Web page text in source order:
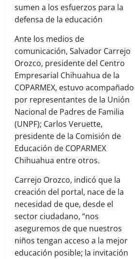
sumen a los esfuerzos para la
defensa de la educación
Ante los medios de
comunicación, Salvador Carrejo
Orozco, presidente del Centro
Empresarial Chihuahua de la
COPARMEX, estuvo acompañado
por representantes de la Unión
Nacional de Padres de Familia
(UNPF); Carlos Veruette,
presidente de la Comisión de
Educación de COPARMEX
Chihuahua entre otros.
Carrejo Orozco, indicó que la
creación del portal, nace de la
necesidad de que, desde el
sector ciudadano, “nos
aseguremos de que nuestros
niños tengan acceso a la mejor
educación posible; la invitación